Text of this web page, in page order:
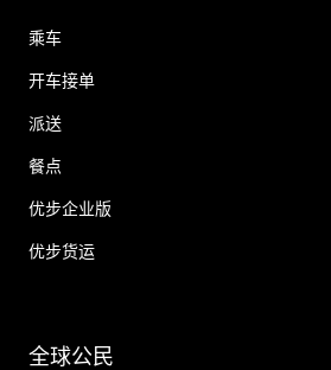
乘车
开车接单
派送
餐点
优步企业版
优步货运
全球公民